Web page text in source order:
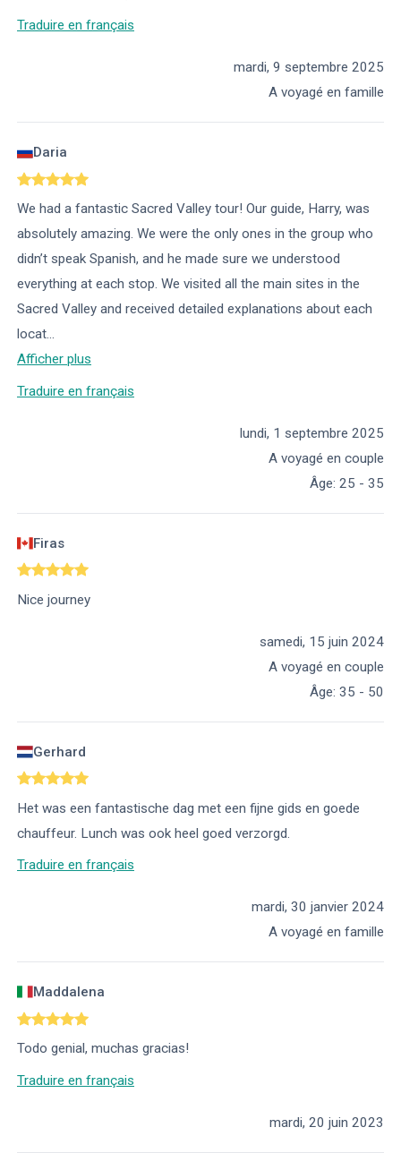
Traduire en français
mardi, 9 septembre 2025
A voyagé en famille
Daria
We had a fantastic Sacred Valley tour! Our guide, Harry, was
absolutely amazing. We were the only ones in the group who
didn’t speak Spanish, and he made sure we understood
everything at each stop. We visited all the main sites in the
Sacred Valley and received detailed explanations about each
locat...
Afficher plus
Traduire en français
lundi, 1 septembre 2025
A voyagé en couple
Âge: 25 - 35
Firas
Nice journey
samedi, 15 juin 2024
A voyagé en couple
Âge: 35 - 50
Gerhard
Het was een fantastische dag met een fijne gids en goede
chauffeur. Lunch was ook heel goed verzorgd.
Traduire en français
mardi, 30 janvier 2024
A voyagé en famille
Maddalena
Todo genial, muchas gracias!
Traduire en français
mardi, 20 juin 2023